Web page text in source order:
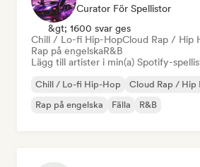
Curator För Spellistor
&gt; 1600 svar ges
Chill / Lo-fi Hip-HopCloud Rap / Hip
Rap på engelskaR&B
Lägg till artister i min(a) Spotify-
Chill / Lo-fi Hip-Hop Cloud Rap / Hip
Rap på engelska
Fälla R&B